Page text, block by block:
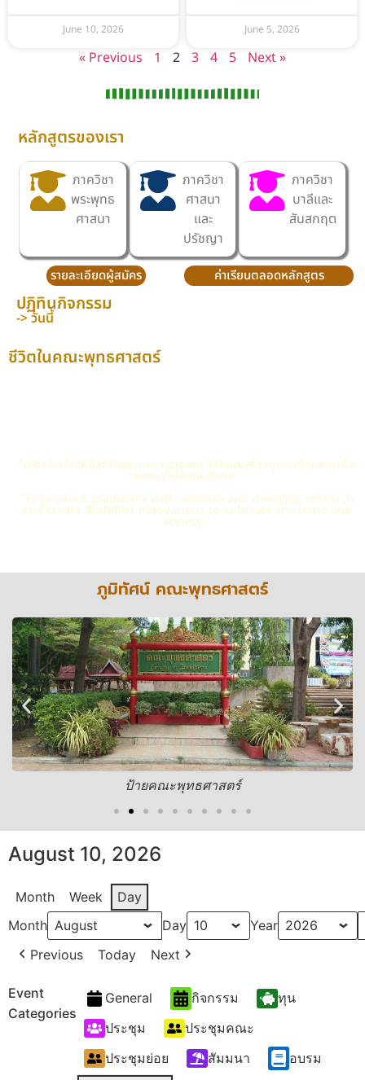
June 10, 2026 June 5, 2026
« Previous 1 2 3 4 5 Next »
หลักสูตรของเรา
ภาควิชา
พระพุทธ
ศาสนา
ภาควิชา
ศาสนา
และ
ปรัชญา
ภาควิชา
บาลีและ
สันสกฤต
รายละเอียดผู้สมัคร ค่าเรียนตลอดหลักสูตร
ปฏิทินกิจกรรม
-> วันนี้
ชีวิตในคณะพุทธศาสตร์
"ผลิตบัณฑิตให้มีสติปัญญาและคุณธรรม วิจัยและสร้างพุทธนวัตกรรมเพื่อ
พัฒนาจิตใจและสังคม"
"To produce graduates with wisdom and morality, research
and create Buddhist innovations to cultivate the mind and
society."
ภูมิทัศน์ คณะพุทธศาสตร์
ป้ายคณะพุทธศาสตร์
August 10, 2026
Month Week
Day
Month
Day
Year
Previous
Today Next
Event
Categories
General กิจกรรม
ทุน
ประชุม
ประชุมคณะ
ประชุมย่อย
สัมมนา
อบรม